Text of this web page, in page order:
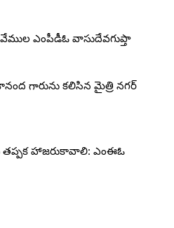
ఎంపీడీఓ వాసుదేవగుప్తా
గారును కలిసిన మైత్రి నగర్
తప్పక హాజరుకావాలి: ఎంఈఓ